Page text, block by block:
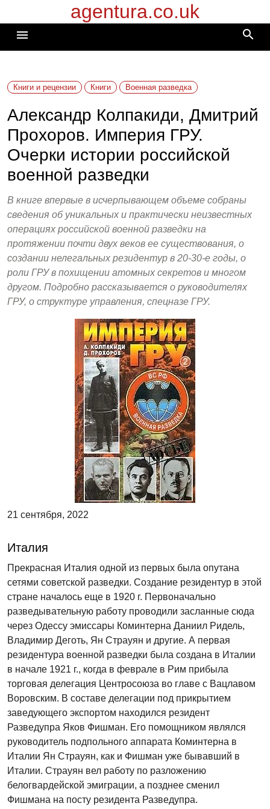
к
содержимому
agentura.co.uk
menu search
Книги и рецензии Книги Военная разведка
Александр Колпакиди, Дмитрий
Прохоров. Империя ГРУ.
Очерки истории российской
военной разведки
В книге впервые в исчерпывающем объеме собраны
сведения об уникальных и практически неизвестных
операциях российской военной разведки на
протяжении почти двух веков ее существования, о
создании нелегальных резидентур в 20-30-е годы, о
роли ГРУ в похищении атомных секретов и многом
другом. Подробно рассказывается о руководителях
ГРУ, о структуре управления, спецназе ГРУ.
21 сентября, 2022
Италия
Прекрасная Италия одной из первых была опутана
сетями советской разведки. Создание резидентур в этой
стране началось еще в 1920 г. Первоначально
разведывательную работу проводили засланные сюда
через Одессу эмиссары Коминтерна Даниил Ридель,
Владимир Деготь, Ян Страуян и другие. А первая
резидентура военной разведки была создана в Италии
в начале 1921 г., когда в феврале в Рим прибыла
торговая делегация Центросоюза во главе с Вацлавом
Воровским. В составе делегации под прикрытием
заведующего экспортом находился резидент
Разведупра Яков Фишман. Его помощником являлся
руководитель подпольного аппарата Коминтерна в
Италии Ян Страуян, как и Фишман уже бывавший в
Италии. Страуян вел работу по разложению
белогвардейской эмиграции, а позднее сменил
Фишмана на посту резидента Разведупра.